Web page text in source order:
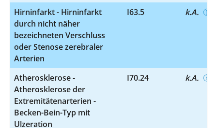
Hirninfarkt - Hirninfarkt
durch nicht näher
bezeichneten Verschluss
oder Stenose zerebraler
Arterien
I63.5 k.A.
Atherosklerose -
Atherosklerose der
Extremitätenarterien -
Becken-Bein-Typ mit
Ulzeration
I70.24 k.A.